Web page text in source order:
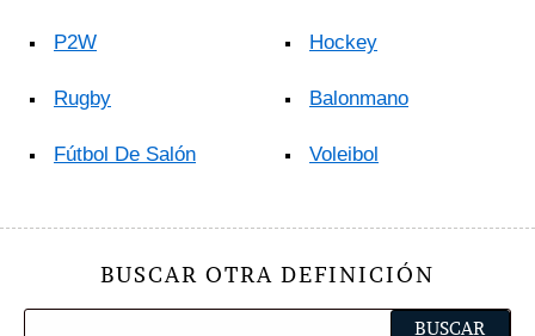
P2W
Rugby
Fútbol De Salón
Hockey
Balonmano
Voleibol
BUSCAR OTRA DEFINICIÓN